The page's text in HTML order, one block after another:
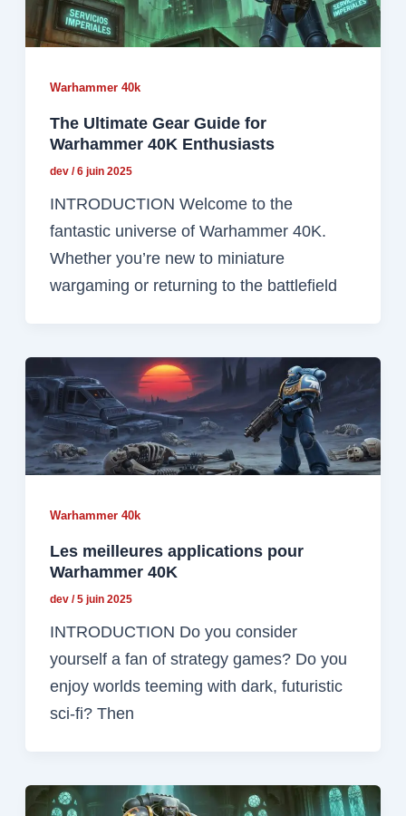
Warhammer 40k
The Ultimate Gear Guide for
Warhammer 40K Enthusiasts
dev/6 juin 2025
INTRODUCTION Welcome to the
fantastic universe of Warhammer 40K.
Whether you’re new to miniature
wargaming or returning to the battlefield
Warhammer 40k
Les meilleures applications pour
Warhammer 40K
dev/5 juin 2025
INTRODUCTION Do you consider
yourself a fan of strategy games? Do you
enjoy worlds teeming with dark, futuristic
sci-fi? Then